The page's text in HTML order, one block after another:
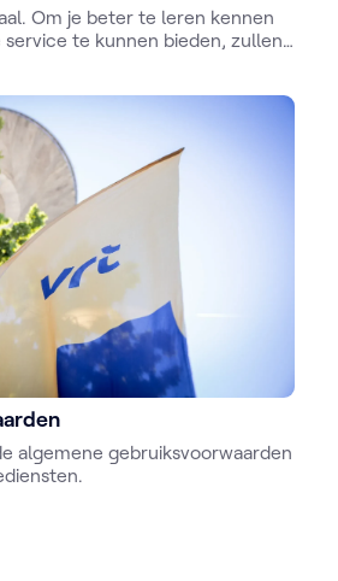
Om je beter te leren kennen
te kunnen bieden, zullen
over jouw privacy. We
we die informatie verzamelen
Je mag er zeker van zijn:
vlot en veilig.
algemene gebruiksvoorwaarden